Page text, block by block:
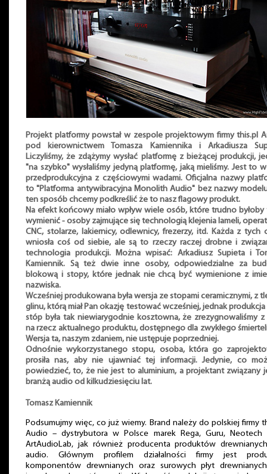
Projekt platformy powstał w zespole projektowym firmy this.pl
pod kierownictwem Tomasza Kamiennika i Arkadiusza
Liczyliśmy, że zdążymy wysłać platformę z bieżącej produkcji,
"na szybko" wysłaliśmy jedyną platformę, jaką mieliśmy. Jest to
przedprodukcyjna z częściowymi wadami. Oficjalna nazwy
to "Platforma antywibracyjna Monolith Audio" bez nazwy
ten sposób chcemy podkreślić że to nasz flagowy produkt.
Na efekt końcowy miało wpływ wiele osób, które trudno byłoby
wymienić - osoby zajmujące się technologią klejenia lameli,
CNC, stolarze, lakiernicy, odlewnicy, frezerzy, itd. Każda z tych
wniosła coś od siebie, ale są to rzeczy raczej drobne i
technologia produkcji. Można wpisać: Arkadiusz Supieta i
Kamiennik. Są też dwie inne osoby, odpowiedzialne za
blokową i stopy, które jednak nie chcą być wymienione z
nazwiska.
Wcześniej produkowana była wersja ze stopami ceramicznymi, z
glinu, którą miał Pan okazję testować wcześniej, jednak
stóp była tak niewiarygodnie kosztowna, że zrezygnowaliśmy z
na rzecz aktualnego produktu, dostępnego dla zwykłego
Wersja ta, naszym zdaniem, nie ustępuje poprzedniej.
Odnośnie wykorzystanego stopu, osoba, która go
prosiła nas, aby nie ujawniać tej informacji. Jedynie, co
powiedzieć, to, że nie jest to aluminium, a projektant związany
branżą audio od kilkudziesięciu lat.
Tomasz Kamiennik
Podsumujmy więc, co już wiemy. Brand należy do polskiej firmy
Audio – dystrybutora w Polsce marek Rega, Guru, Neotech
ArtAudioLab, jak również producenta produktów
audio. Głównym profilem działalności firmy jest
komponentów drewnianych oraz surowych płyt